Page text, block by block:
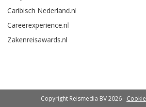
Caribisch Nederland.nl
Careerexperience.nl
Zakenreisawards.nl
Copyright Reismedia BV 2026 -